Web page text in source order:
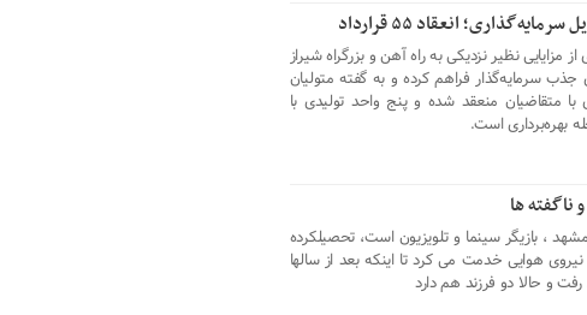
انعقاد ۵۵ قرارداد
مزایایی نظیر نزدیکی به راه آهن و بزرگراه شیراز
سرمایه‌گذار فراهم کرده و به گفته متولیان
با متقاضیان منعقد شده و پنج واحد تولیدی با
ناگفته ها
متولد ۱۸ تیر ۱۳۳۹ در مشهد ، بازیگر سینما و تلویزیون است، تحصیلکرده
هوایی خدمت می کرد تا اینکه بعد از سالها